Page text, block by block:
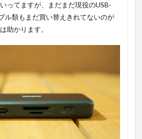
ってますが、まだまだ現役のUSB-
ル類もまだ買い替えきれてないのが
助かります。